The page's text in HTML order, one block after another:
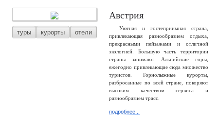
туры курорты отели
Австрия
Уютная и гостеприимная страна,
привлекающая разнообразием отдыха,
прекрасными пейзажами и отличной
экологией. Большую часть территории
страны занимают Альпийские горы,
ежегодно привлекающие сюда множество
туристов. Горнолыжные курорты,
разбросанные по всей стране, покоряют
высоким качеством сервиса и
разнообразием трасс.
подробнее...